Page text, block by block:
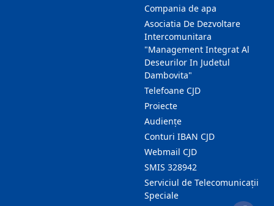
Compania de apa
Asociatia De Dezvoltare
Intercomunitara
"Management Integrat Al
Deseurilor In Judetul
Dambovita"
Telefoane CJD
Proiecte
Audienţe
Conturi IBAN CJD
Webmail CJD
SMIS 328942
Serviciul de Telecomunicații
Speciale